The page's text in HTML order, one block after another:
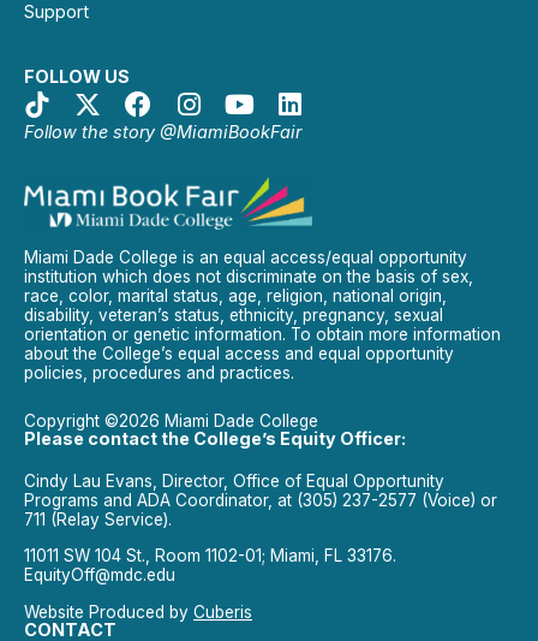
Support
FOLLOW US
Follow the story @MiamiBookFair
Miami Dade College is an equal access/equal opportunity
institution which does not discriminate on the basis of sex,
race, color, marital status, age, religion, national origin,
disability, veteran’s status, ethnicity, pregnancy, sexual
orientation or genetic information. To obtain more information
about the College’s equal access and equal opportunity
policies, procedures and practices.
Copyright ©2026 Miami Dade College
Please contact the College’s Equity Officer:
Cindy Lau Evans, Director, Office of Equal Opportunity
Programs and ADA Coordinator, at (305) 237-2577 (Voice) or
711 (Relay Service).
11011 SW 104 St., Room 1102-01; Miami, FL 33176.
EquityOff@mdc.edu
Website Produced by Cuberis
CONTACT